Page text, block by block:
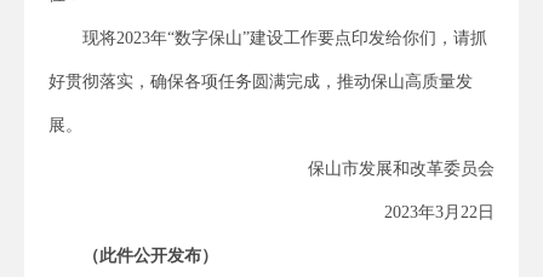
现将2023年“数字保山”建设工作要点印发给你们，请抓
好贯彻落实，确保各项任务圆满完成，推动保山高质量发
展。
保山市发展和改革委员会
2023年3月22日
（此件公开发布）